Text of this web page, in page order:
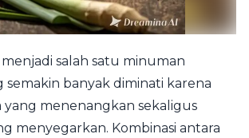
salah satu minuman
semakin banyak diminati karena
yang menenangkan sekaligus
menyegarkan. Kombinasi antara